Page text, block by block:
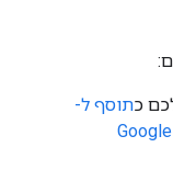
כתוסף ל-